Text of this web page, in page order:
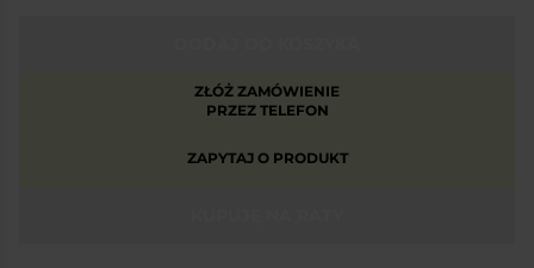
ZŁÓŻ ZAMÓWIENIE
PRZEZ TELEFON
ZAPYTAJ O PRODUKT